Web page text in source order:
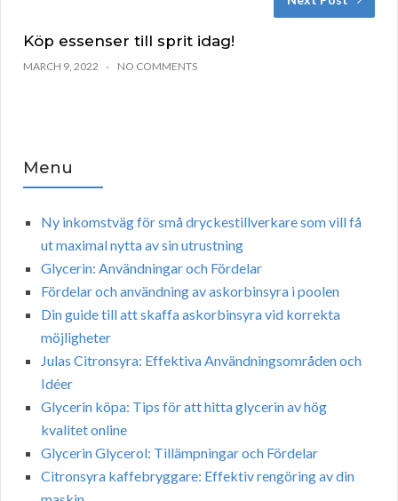
Köp essenser till sprit idag!
MARCH 9, 2022 NO COMMENTS
Menu
Ny inkomstväg för små dryckestillverkare som vill få
ut maximal nytta av sin utrustning
Glycerin: Användningar och Fördelar
Fördelar och användning av askorbinsyra i poolen
Din guide till att skaffa askorbinsyra vid korrekta
möjligheter
Julas Citronsyra: Effektiva Användningsområden och
Idéer
Glycerin köpa: Tips för att hitta glycerin av hög
kvalitet online
Glycerin Glycerol: Tillämpningar och Fördelar
Citronsyra kaffebryggare: Effektiv rengöring av din